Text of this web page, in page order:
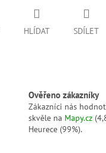
HLÍDAT SDÍLET
Ověřeno zákazníky
Zákazníci nás
skvěle na Mapy.cz
Heurece (99%).